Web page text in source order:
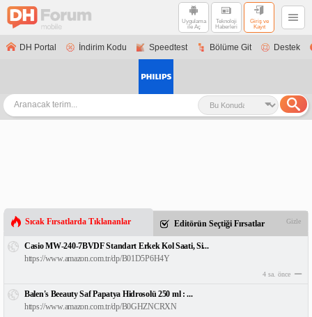
Uygulama
ile Aç
Teknoloji
Haberleri
Giriş ve
Kayıt
DH Portal İndirim Kodu Speedtest Bölüme Git Destek
Sıcak Fırsatlarda Tıklananlar Editörün Seçtiği Fırsatlar Gizle
Casio MW-240-7BVDF Standart Erkek Kol Saati, Si...
https://www.amazon.com.tr/dp/B01D5P6H4Y
4 sa. önce
Balen's Beeauty Saf Papatya Hidrosolü 250 ml : ...
https://www.amazon.com.tr/dp/B0GHZNCRXN